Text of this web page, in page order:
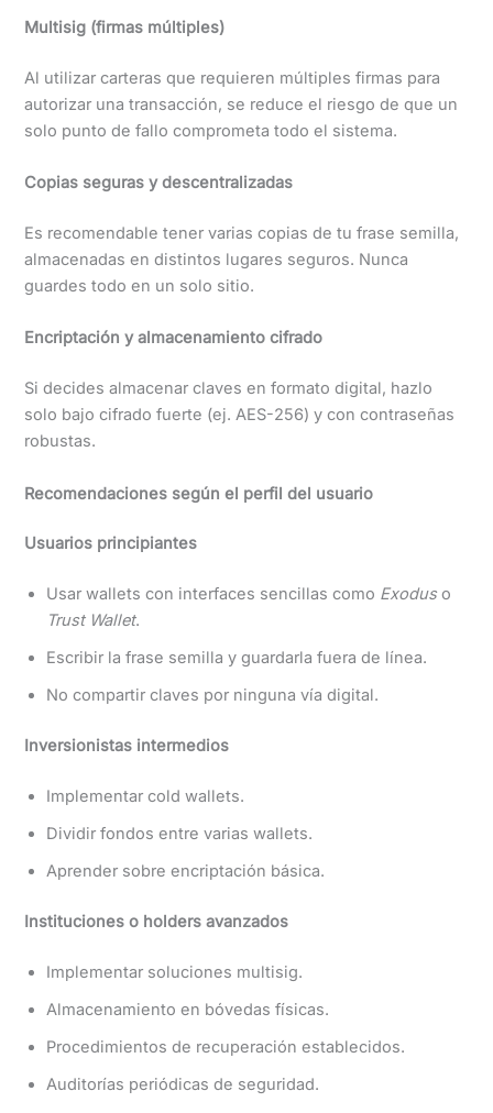
Multisig (firmas múltiples)
Al utilizar carteras que requieren múltiples firmas para
autorizar una transacción, se reduce el riesgo de que un
solo punto de fallo comprometa todo el sistema.
Copias seguras y descentralizadas
Es recomendable tener varias copias de tu frase semilla,
almacenadas en distintos lugares seguros. Nunca
guardes todo en un solo sitio.
Encriptación y almacenamiento cifrado
Si decides almacenar claves en formato digital, hazlo
solo bajo cifrado fuerte (ej. AES-256) y con contraseñas
robustas.
Recomendaciones según el perfil del usuario
Usuarios principiantes
Usar wallets con interfaces sencillas como Exoduso
Trust Wallet.
Escribir la frase semilla y guardarla fuera de línea.
No compartir claves por ninguna vía digital.
Inversionistas intermedios
Implementar cold wallets.
Dividir fondos entre varias wallets.
Aprender sobre encriptación básica.
Instituciones o holders avanzados
Implementar soluciones multisig.
Almacenamiento en bóvedas físicas.
Procedimientos de recuperación establecidos.
Auditorías periódicas de seguridad.